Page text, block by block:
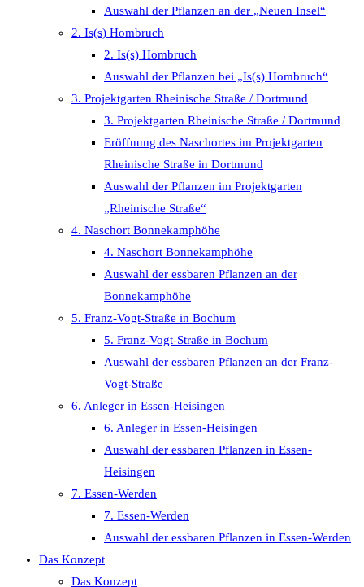
Auswahl der Pflanzen an der „Neuen Insel“
2. Is(s) Hombruch
2. Is(s) Hombruch
Auswahl der Pflanzen bei „Is(s) Hombruch“
3. Projektgarten Rheinische Straße / Dortmund
3. Projektgarten Rheinische Straße / Dortmund
Eröffnung des Naschortes im Projektgarten
Rheinische Straße in Dortmund
Auswahl der Pflanzen im Projektgarten
„Rheinische Straße“
4. Naschort Bonnekamphöhe
4. Naschort Bonnekamphöhe
Auswahl der essbaren Pflanzen an der
Bonnekamphöhe
5. Franz-Vogt-Straße in Bochum
5. Franz-Vogt-Straße in Bochum
Auswahl der essbaren Pflanzen an der Franz-
Vogt-Straße
6. Anleger in Essen-Heisingen
6. Anleger in Essen-Heisingen
Auswahl der essbaren Pflanzen in Essen-
Heisingen
7. Essen-Werden
7. Essen-Werden
Auswahl der essbaren Pflanzen in Essen-Werden
Das Konzept
Das Konzept